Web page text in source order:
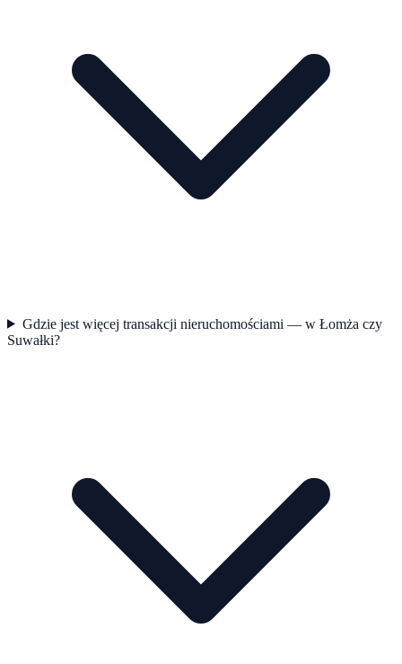
Gdzie jest więcej transakcji nieruchomościami — w Łomża czy
Suwałki?